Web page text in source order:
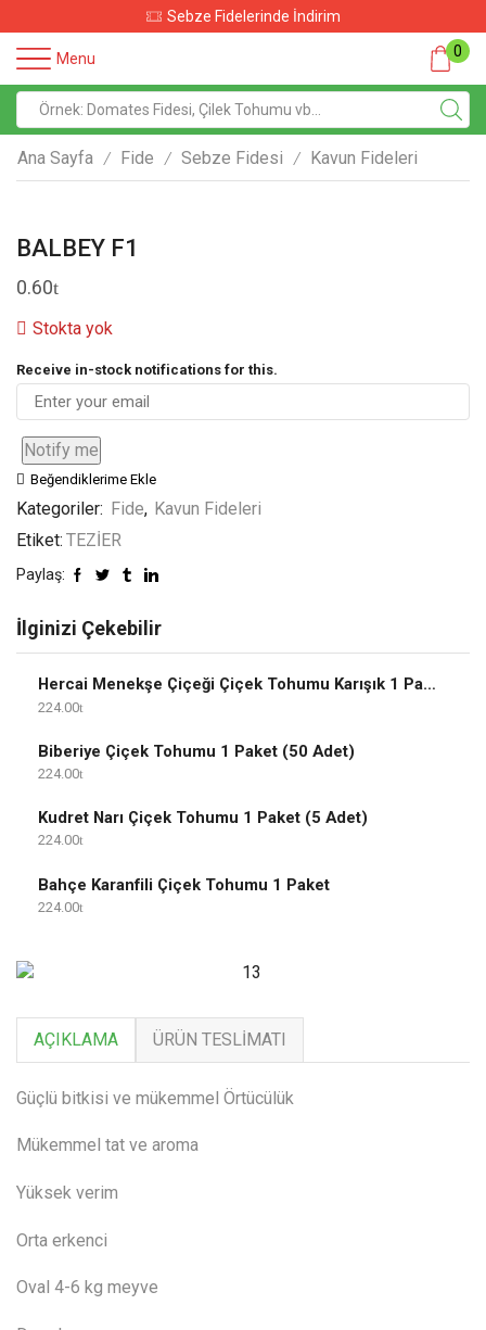
Sebze Fidelerinde İndirim
Menu 0
Ana Sayfa / Fide / Sebze Fidesi / Kavun Fideleri
BALBEY F1
0.60
Stokta yok
Receive in-stock notifications for this.
Notify me
Beğendiklerime Ekle
Kategoriler: Fide, Kavun Fideleri
Etiket: TEZİER
Paylaş:
İlginizi Çekebilir
Hercai Menekşe Çiçeği Çiçek Tohumu Karışık 1 Paket
224.00
Biberiye Çiçek Tohumu 1 Paket (50 Adet)
224.00
Kudret Narı Çiçek Tohumu 1 Paket (5 Adet)
224.00
Bahçe Karanfili Çiçek Tohumu 1 Paket
224.00
AÇIKLAMA ÜRÜN TESLIMATI
Güçlü bitkisi ve mükemmel Örtücülük
Mükemmel tat ve aroma
Yüksek verim
Orta erkenci
Oval 4-6 kg meyve